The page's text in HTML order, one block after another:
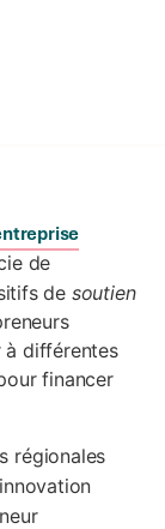
de
de soutien
à différentes
financer
régionales